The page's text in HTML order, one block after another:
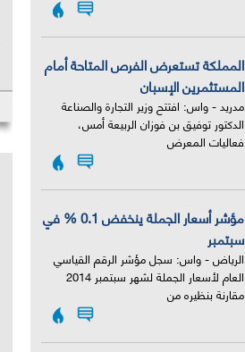
المملكة تستعرض الفرص المتاحة أمام
المستثمرين الإسبان
مدريد - واس: افتتح وزير التجارة والصناعة
الدكتور توفيق بن فوزان الربيعة أمس،
فعاليات المعرض
مؤشر أسعار الجملة ينخفض 0.1 % في
سبتمبر
الرياض - واس: سجل مؤشر الرقم القياسي
العام لأسعار الجملة لشهر سبتمبر 2014
مقارنة بنظيره من